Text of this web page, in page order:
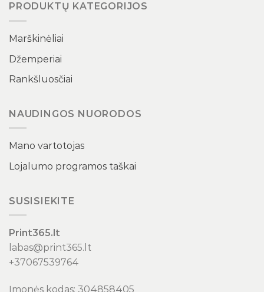
PRODUKTŲ KATEGORIJOS
Marškinėliai
Džemperiai
Rankšluosčiai
NAUDINGOS NUORODOS
Mano vartotojas
Lojalumo programos taškai
SUSISIEKITE
Print365.lt
labas@print365.lt
+37067539764
Įmonės kodas: 304858405